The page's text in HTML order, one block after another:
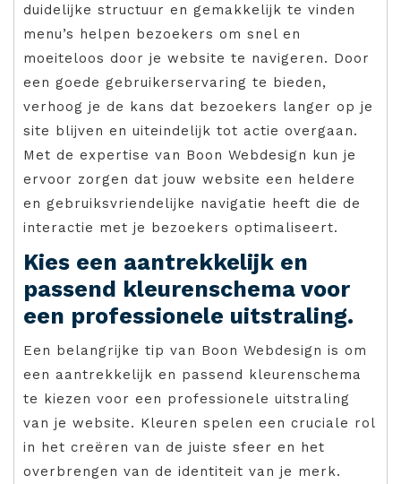
duidelijke structuur en gemakkelijk te vinden
menu’s helpen bezoekers om snel en
moeiteloos door je website te navigeren. Door
een goede gebruikerservaring te bieden,
verhoog je de kans dat bezoekers langer op je
site blijven en uiteindelijk tot actie overgaan.
Met de expertise van Boon Webdesign kun je
ervoor zorgen dat jouw website een heldere
en gebruiksvriendelijke navigatie heeft die de
interactie met je bezoekers optimaliseert.
Kies een aantrekkelijk en
passend kleurenschema voor
een professionele uitstraling.
Een belangrijke tip van Boon Webdesign is om
een aantrekkelijk en passend kleurenschema
te kiezen voor een professionele uitstraling
van je website. Kleuren spelen een cruciale rol
in het creëren van de juiste sfeer en het
overbrengen van de identiteit van je merk.